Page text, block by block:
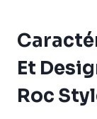
Et
Roc